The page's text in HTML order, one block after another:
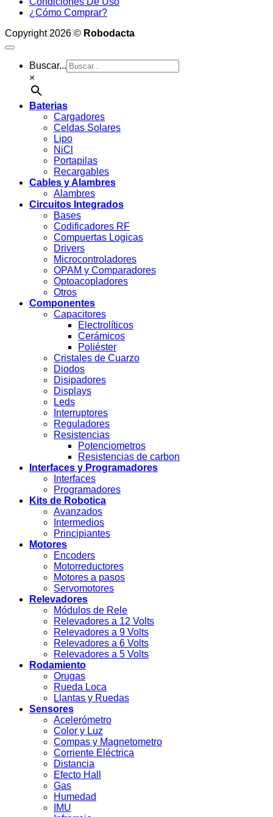
¿Cómo Comprar?
Copyright 2026 © Robodacta
Buscar...
×
Baterias
Cargadores
Celdas Solares
Lipo
NiCl
Portapilas
Recargables
Cables y Alambres
Alambres
Circuitos Integrados
Bases
Codificadores RF
Compuertas Logicas
Drivers
Microcontroladores
OPAM y Comparadores
Optoacopladores
Otros
Componentes
Capacitores
Electrolíticos
Cerámicos
Poliéster
Cristales de Cuarzo
Diodos
Disipadores
Displays
Leds
Interruptores
Reguladores
Resistencias
Potenciometros
Resistencias de carbon
Interfaces y Programadores
Interfaces
Programadores
Kits de Robotica
Avanzados
Intermedios
Principiantes
Motores
Encoders
Motorreductores
Motores a pasos
Servomotores
Relevadores
Módulos de Rele
Relevadores a 12 Volts
Relevadores a 9 Volts
Relevadores a 6 Volts
Relevadores a 5 Volts
Rodamiento
Orugas
Rueda Loca
Llantas y Ruedas
Sensores
Acelerómetro
Color y Luz
Compas y Magnetometro
Corriente Eléctrica
Distancia
Efecto Hall
Gas
Humedad
IMU